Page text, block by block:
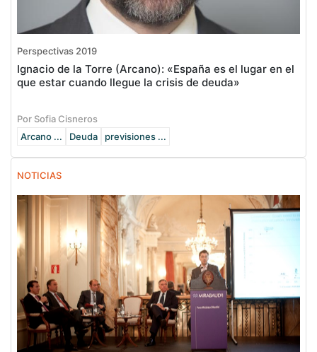
Perspectivas 2019
Ignacio de la Torre (Arcano): «España es el lugar en el
que estar cuando llegue la crisis de deuda»
Por Sofia Cisneros
Arcano ...
Deuda previsiones ...
NOTICIAS